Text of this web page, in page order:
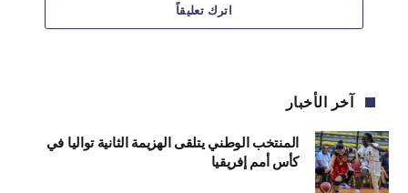
اترك تعليقاً
آخر الأخبار
المنتخب الوطني يتلقى الهزيمة الثانية تواليا في
كأس أمم إفريقيا